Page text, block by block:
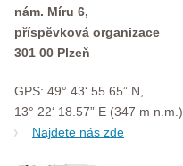
nám. Míru 6,
příspěvková organizace
301 00 Plzeň
GPS: 49° 43‘ 55.65” N,
13° 22‘ 18.57” E (347 m n.m.)
Najdete nás zde